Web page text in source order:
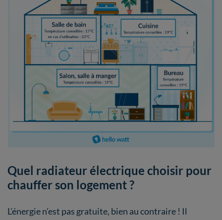
Quel radiateur électrique choisir pour
chauffer son logement ?
L’énergie n’est pas gratuite, bien au contraire ! Il